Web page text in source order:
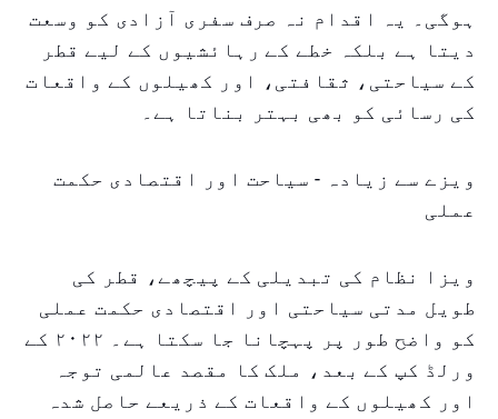
ہوگی۔ یہ اقدام نہ صرف سفری آزادی کو وسعت
دیتا ہے بلکہ خطے کے رہائشیوں کے لیے قطر
کے سیاحتی، ثقافتی، اور کھیلوں کے واقعات
کی رسائی کو بھی بہتر بناتا ہے۔
ویزے سے زیادہ - سیاحت اور اقتصادی حکمت
عملی
ویزا نظام کی تبدیلی کے پیچھے، قطر کی
طویل مدتی سیاحتی اور اقتصادی حکمت عملی
کو واضح طور پر پہچانا جا سکتا ہے۔ ۲۰۲۲ کے
ورلڈ کپ کے بعد، ملک کا مقصد عالمی توجہ
اور کھیلوں کے واقعات کے ذریعے حاصل شدہ